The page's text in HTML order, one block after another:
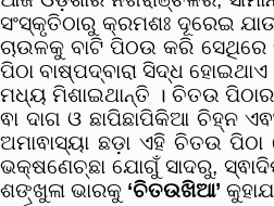
ସଂସ୍କୃତିଠାରୁ କ୍ରମଶଃ ଦୂରେଇ
ଚାଉଳକୁ ବାଟି ପିଠଉ କରି
ପିଠା ବାଷ୍ପଦ୍ବାରା ସିଦ୍ଧ
ମଧ୍ୟ ମିଶାଇଥାନ୍ତି । ଚିତଉ
ଵା ଦାଗ ଓ ଛାପିଛାପିକିଆ ଚିହ୍ନ
ଅମାଵାସ୍ୟା ଛଡ଼ା ଏହି ଚିତଉ ପିଠା
ଭକ୍ଷଣେଚ୍ଛା ଯୋଗୁଁ ସାଦରୁ,
ଶଙ୍ଖୁଳା ଭାରକୁ ‘ଚିତଉଖିଆ’